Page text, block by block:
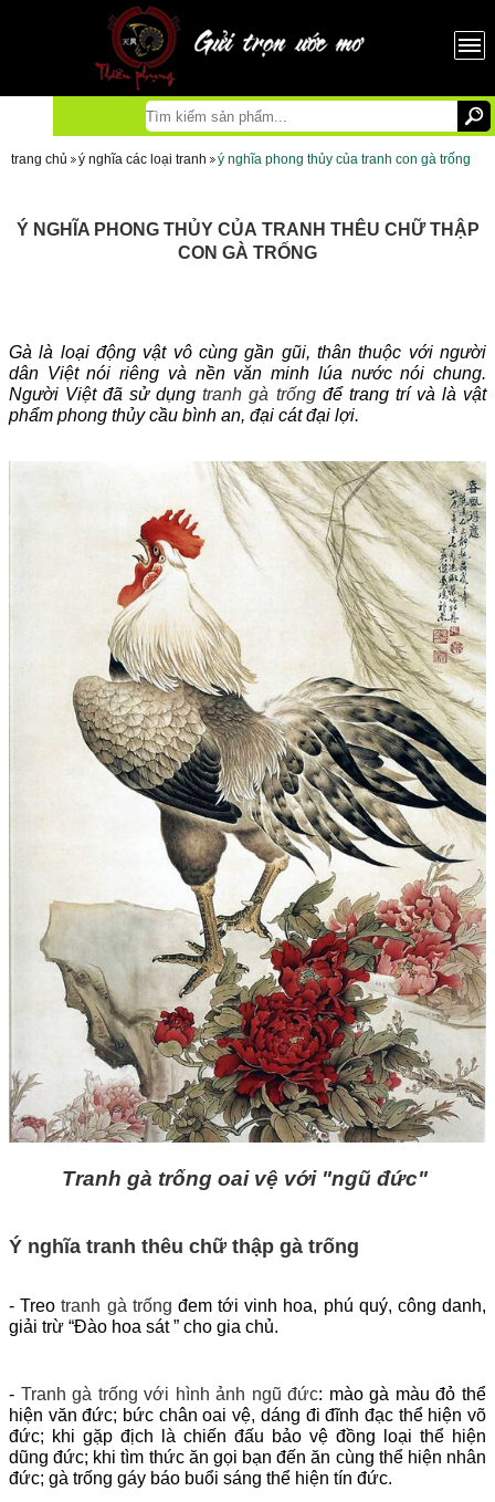
trang chủ ý nghĩa các loại tranh ý nghĩa phong thủy của tranh con gà trống
Ý NGHĨA PHONG THỦY CỦA TRANH THÊU CHỮ THẬP
CON GÀ TRỐNG
Gà là loại động vật vô cùng gần gũi, thân thuộc với người
dân Việt nói riêng và nền văn minh lúa nước nói chung.
Người Việt đã sử dụngtranh gà trốngđể trang trí và là vật
phẩm phong thủy cầu bình an, đại cát đại lợi.
Tranh gà trống oai vệ với "ngũ đức"
Ý nghĩa tranh thêu chữ thập gà trống
- Treotranh gà trống đem tới vinh hoa, phú quý, công danh,
giải trừ “Đào hoa sát ” cho gia chủ.
- Tranh gà trống với hình ảnh ngũ đức: mào gà màu đỏ thể
hiện văn đức; bức chân oai vệ, dáng đi đĩnh đạc thể hiện võ
đức; khi gặp địch là chiến đấu bảo vệ đồng loại thể hiện
dũng đức; khi tìm thức ăn gọi bạn đến ăn cùng thể hiện nhân
đức; gà trống gáy báo buổi sáng thể hiện tín đức.